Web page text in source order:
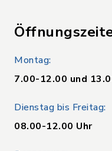
Montag:
7.00-12.00 und
Dienstag bis Freitag:
08.00-12.00 Uhr